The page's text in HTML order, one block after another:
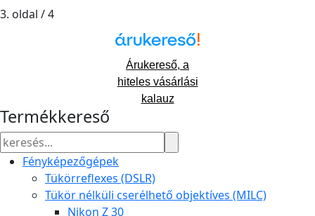
3. oldal / 4
Árukereső, a
hiteles vásárlási
kalauz
Termékkereső
Fényképezőgépek
Tükörreflexes (DSLR)
Tükör nélküli cserélhető objektíves (MILC)
Nikon Z 30